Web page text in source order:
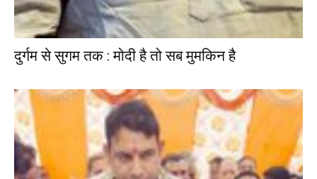
दुर्गम से सुगम तक : मोदी है तो सब मुमकिन है